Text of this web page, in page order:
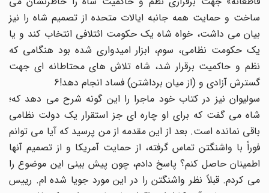
ساخت و حمایت همه جانبه ایالات متحده از تصمیم شاه را نیز
بیان می داشت، خواه شاه یک حکومت ائتلافی انتخاب کند و یا
یک حکومت نظامی، سوم، ابزار امیدواری شده بود هنگامی که
نظم و حاکمیت برقرار شد، شاه تلاش های محتاطانه ای جهت
گسترش آزادی و (از میان برداشتن) فساد انجام دهد!6
سولیوان نیز در کتاب خود ماجرا را این گونه شرح می دهد که؛
شاه می گفت که برای او چاره ای جز استقرار یک دولت نظامی
باقی نمانده است. بعد از این مقدمه از من پرسید که آیا می توانم
فوراً با واشنگتن تماس گرفته، از حمایت آمریکا و از تصمیم آنها
اطمینان حاصل کنم؟ پاسخ دادم، چون پیش بینی این موضوع را
می کردم. قبلاً نظر واشنگتن را در این مورد جویا شده ام. رییس